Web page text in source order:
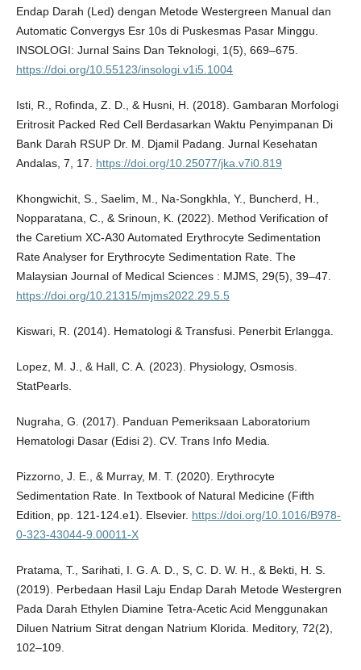
Endap Darah (Led) dengan Metode Westergreen Manual dan
Automatic Convergys Esr 10s di Puskesmas Pasar Minggu.
INSOLOGI: Jurnal Sains Dan Teknologi, 1(5), 669–675.
https://doi.org/10.55123/insologi.v1i5.1004
Isti, R., Rofinda, Z. D., & Husni, H. (2018). Gambaran Morfologi
Eritrosit Packed Red Cell Berdasarkan Waktu Penyimpanan Di
Bank Darah RSUP Dr. M. Djamil Padang. Jurnal Kesehatan
Andalas, 7, 17. https://doi.org/10.25077/jka.v7i0.819
Khongwichit, S., Saelim, M., Na-Songkhla, Y., Buncherd, H.,
Nopparatana, C., & Srinoun, K. (2022). Method Verification of
the Caretium XC-A30 Automated Erythrocyte Sedimentation
Rate Analyser for Erythrocyte Sedimentation Rate. The
Malaysian Journal of Medical Sciences : MJMS, 29(5), 39–47.
https://doi.org/10.21315/mjms2022.29.5.5
Kiswari, R. (2014). Hematologi & Transfusi. Penerbit Erlangga.
Lopez, M. J., & Hall, C. A. (2023). Physiology, Osmosis.
StatPearls.
Nugraha, G. (2017). Panduan Pemeriksaan Laboratorium
Hematologi Dasar (Edisi 2). CV. Trans Info Media.
Pizzorno, J. E., & Murray, M. T. (2020). Erythrocyte
Sedimentation Rate. In Textbook of Natural Medicine (Fifth
Edition, pp. 121-124.e1). Elsevier. https://doi.org/10.1016/B978-
0-323-43044-9.00011-X
Pratama, T., Sarihati, I. G. A. D., S, C. D. W. H., & Bekti, H. S.
(2019). Perbedaan Hasil Laju Endap Darah Metode Westergren
Pada Darah Ethylen Diamine Tetra-Acetic Acid Menggunakan
Diluen Natrium Sitrat dengan Natrium Klorida. Meditory, 72(2),
102–109.